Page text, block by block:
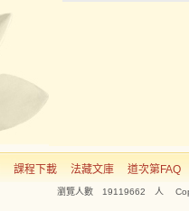
課程下載 法藏文庫 道次第FAQ
瀏覽人數 19119662 人